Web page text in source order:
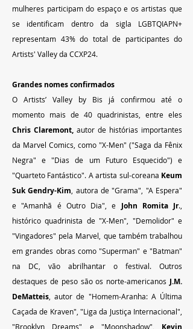
mulheres participam do espaço e os artistas que
se identificam dentro da sigla LGBTQIAPN+
representam 43% do total de participantes do
Artists' Valley da CCXP24.
Grandes nomes confirmados
O Artists’ Valley by Bis já confirmou até o
Chris Claremont, autor de histórias importantes
da Marvel Comics, como "X-Men" ("Saga da Fênix
Negra" e "Dias de um Futuro Esquecido") e
"Quarteto Fantástico". A artista sul-coreana Keum
Suk Gendry-Kim , autora de "Grama", "A Espera"
e "Amanhã é Outro Dia", e John Romita Jr.,
histórico quadrinista de "X-Men", "Demolidor" e
"Vingadores" pela Marvel, que também trabalhou
em grandes obras como "Superman" e "Batman"
na DC, vão abrilhantar o festival. Outros
destaques de peso são os norte-americanos J.M.
DeMatteis , autor de "Homem-Aranha: A Última
Caçada de Kraven", "Liga da Justiça Internacional",
"Brooklyn Dreams" e "Moonshadow", Kevin